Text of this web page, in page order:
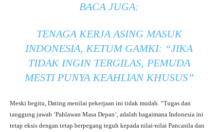
BACA JUGA:
TENAGA KERJA ASING MASUK
INDONESIA, KETUM GAMKI: “JIKA
TIDAK INGIN TERGILAS, PEMUDA
MESTI PUNYA KEAHLIAN KHUSUS”
Meski begitu, Dating menilai pekerjaan ini tidak mudah. “Tugas dan
tanggung jawab ‘Pahlawan Masa Depan’, adalah bagaimana Indonesia ini
tetap eksis dengan tetap berpegang teguh kepada nilai-nilai Pancasila dan